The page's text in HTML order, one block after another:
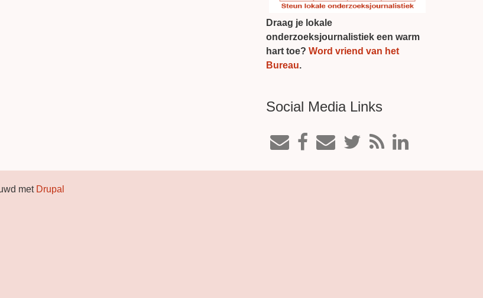
Draag je lokale
onderzoeksjournalistiek een warm
hart toe? Word vriend van het
Bureau.
Social Media Links
met Drupal